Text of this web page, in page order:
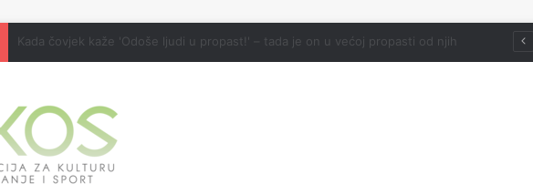
Kakav je bio Poslanik Muhammed alejhi sselam kao prijatelj